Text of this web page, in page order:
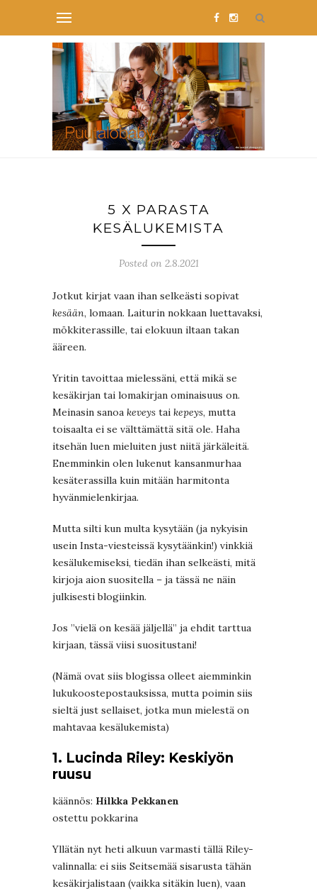
5 X PARASTA
KESÄLUKEMISTA
Posted on 2.8.2021
Jotkut kirjat vaan ihan selkeästi sopivat
kesään, lomaan. Laiturin nokkaan luettavaksi,
mökkiterassille, tai elokuun iltaan takan
ääreen.
Yritin tavoittaa mielessäni, että mikä se
kesäkirjan tai lomakirjan ominaisuus on.
Meinasin sanoa keveys tai kepeys, mutta
toisaalta ei se välttämättä sitä ole. Haha
itsehän luen mieluiten just niitä järkäleitä.
Enemminkin olen lukenut kansanmurhaa
kesäterassilla kuin mitään harmitonta
hyvänmielenkirjaa.
Mutta silti kun multa kysytään (ja nykyisin
usein Insta-viesteissä kysytäänkin!) vinkkiä
kesälukemiseksi, tiedän ihan selkeästi, mitä
kirjoja aion suositella – ja tässä ne näin
julkisesti blogiinkin.
Jos ”vielä on kesää jäljellä” ja ehdit tarttua
kirjaan, tässä viisi suositustani!
(Nämä ovat siis blogissa olleet aiemminkin
lukukoostepostauksissa, mutta poimin siis
sieltä just sellaiset, jotka mun mielestä on
mahtavaa kesälukemista)
1. Lucinda Riley: Keskiyön
ruusu
käännös: Hilkka Pekkanen
ostettu pokkarina
Yllätän nyt heti alkuun varmasti tällä Riley-
valinnalla: ei siis Seitsemää sisarusta tähän
kesäkirjalistaan (vaikka sitäkin luen), vaan